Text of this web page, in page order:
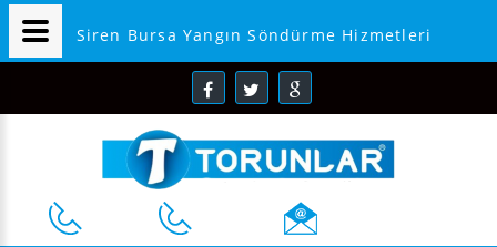
Siren Bursa Yangın Söndürme Hizmetleri